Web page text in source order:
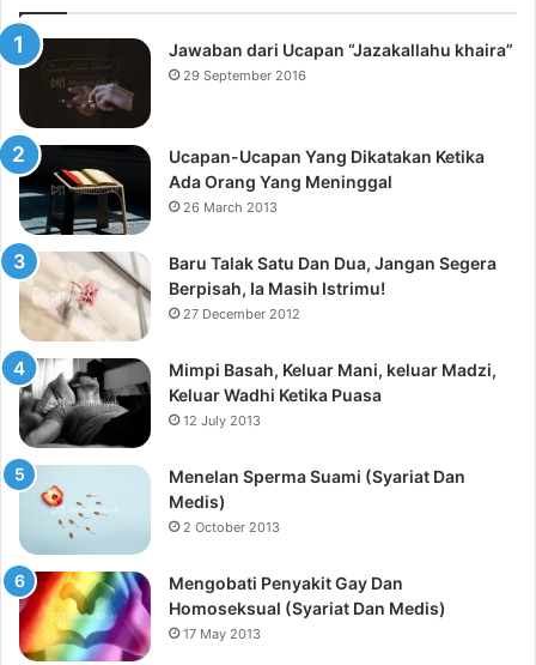
Jawaban dari Ucapan “Jazakallahu khaira”
29 September 2016
Ucapan-Ucapan Yang Dikatakan Ketika
Ada Orang Yang Meninggal
26 March 2013
Baru Talak Satu Dan Dua, Jangan Segera
Berpisah, Ia Masih Istrimu!
27 December 2012
Mimpi Basah, Keluar Mani, keluar Madzi,
Keluar Wadhi Ketika Puasa
12 July 2013
Menelan Sperma Suami (Syariat Dan
Medis)
2 October 2013
Mengobati Penyakit Gay Dan
Homoseksual (Syariat Dan Medis)
17 May 2013